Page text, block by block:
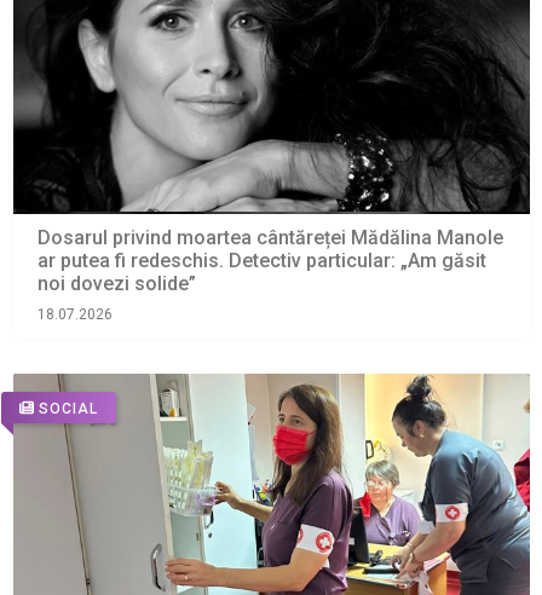
Dosarul privind moartea cântăreței Mădălina Manole
ar putea fi redeschis. Detectiv particular: „Am găsit
noi dovezi solide”
18.07.2026
SOCIAL